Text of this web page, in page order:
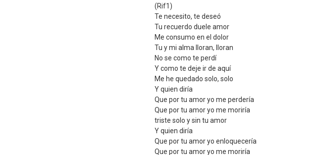
(Rif1)
Te necesito, te deseó
Tu recuerdo duele amor
Me consumo en el dolor
Tu y mi alma lloran, lloran
No se como te perdí
Y como te deje ir de aquí
Me he quedado solo, solo
Y quien diría
Que por tu amor yo me perdería
Que por tu amor yo me moriría
triste solo y sin tu amor
Y quien diría
Que por tu amor yo enloquecería
Que por tu amor yo me moriría